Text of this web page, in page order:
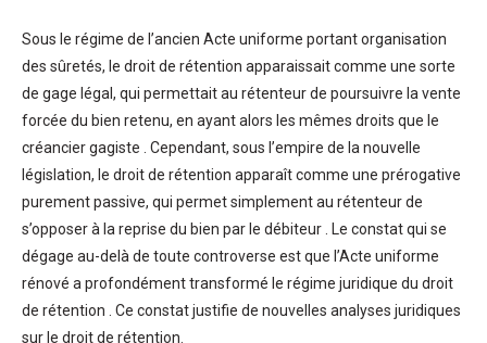
Sous le régime de l’ancien Acte uniforme portant organisation
des sûretés, le droit de rétention apparaissait comme une sorte
de gage légal, qui permettait au rétenteur de poursuivre la vente
forcée du bien retenu, en ayant alors les mêmes droits que le
créancier gagiste . Cependant, sous l’empire de la nouvelle
législation, le droit de rétention apparaît comme une prérogative
purement passive, qui permet simplement au rétenteur de
s’opposer à la reprise du bien par le débiteur . Le constat qui se
dégage au-delà de toute controverse est que l’Acte uniforme
rénové a profondément transformé le régime juridique du droit
de rétention . Ce constat justifie de nouvelles analyses juridiques
sur le droit de rétention.